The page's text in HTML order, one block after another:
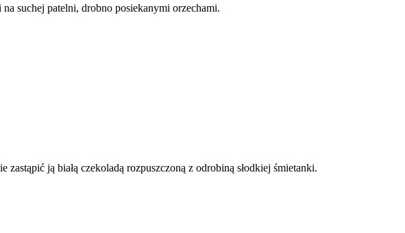
suchej patelni, drobno posiekanymi orzechami.
ją białą czekoladą rozpuszczoną z odrobiną słodkiej śmietanki.